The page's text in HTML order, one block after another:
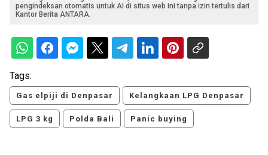
pengindeksan otomatis untuk AI di situs web ini tanpa izin tertulis dari
Kantor Berita ANTARA.
Tags:
Gas elpiji di Denpasar Kelangkaan LPG Denpasar
LPG 3 kg Polda Bali Panic buying